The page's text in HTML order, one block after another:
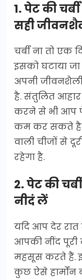
1. पेट की
सही
चर्बी ना तो एक
इसको घटाया
अपनी
है. संतुलित आहार
करने से भी आप
कम कर सकते
वाली चीजों से
रहेगा है.
2. पेट की
नीदं लें
यदि आप देर
आपकी नींद पूरी
महसूस करते हैं.
कुछ ऐसे